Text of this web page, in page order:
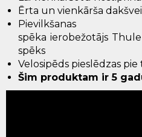
Ērta un vienkārša
Pievilkšanas
spēka ierobežotājs Thule
spēks
Velosipēds pieslēdzas
Šim produktam ir 5